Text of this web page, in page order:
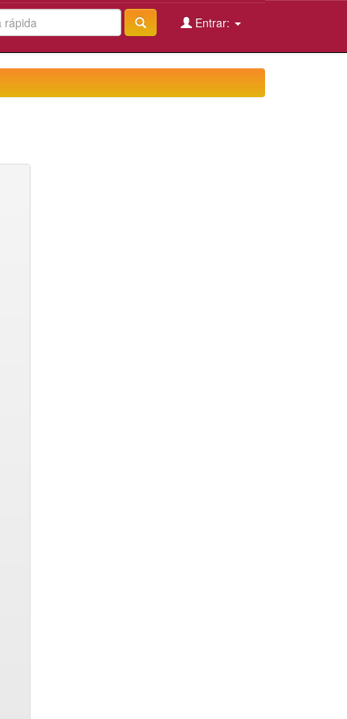
Entrar: